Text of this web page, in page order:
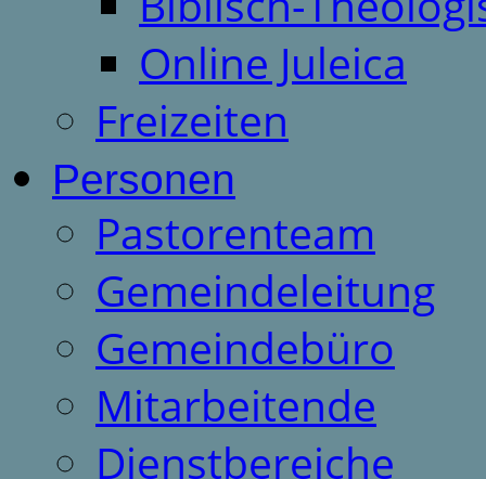
Online Juleica
Freizeiten
Personen
Pastorenteam
Gemeindeleitung
Gemeindebüro
Mitarbeitende
Dienstbereiche